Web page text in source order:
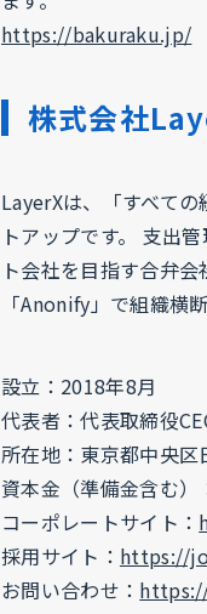
https://bakuraku.jp/
株式会社
LayerXは、「すべて
トアップです。 支出
ト会社を目指す合弁
「Anonify」で組織横
設立：2018年8月
代表者：代表取締役
所在地：東京都中央区
資本金（準備金含む）
コーポレートサイト：
採用サイト： https://
お問い合わせ：